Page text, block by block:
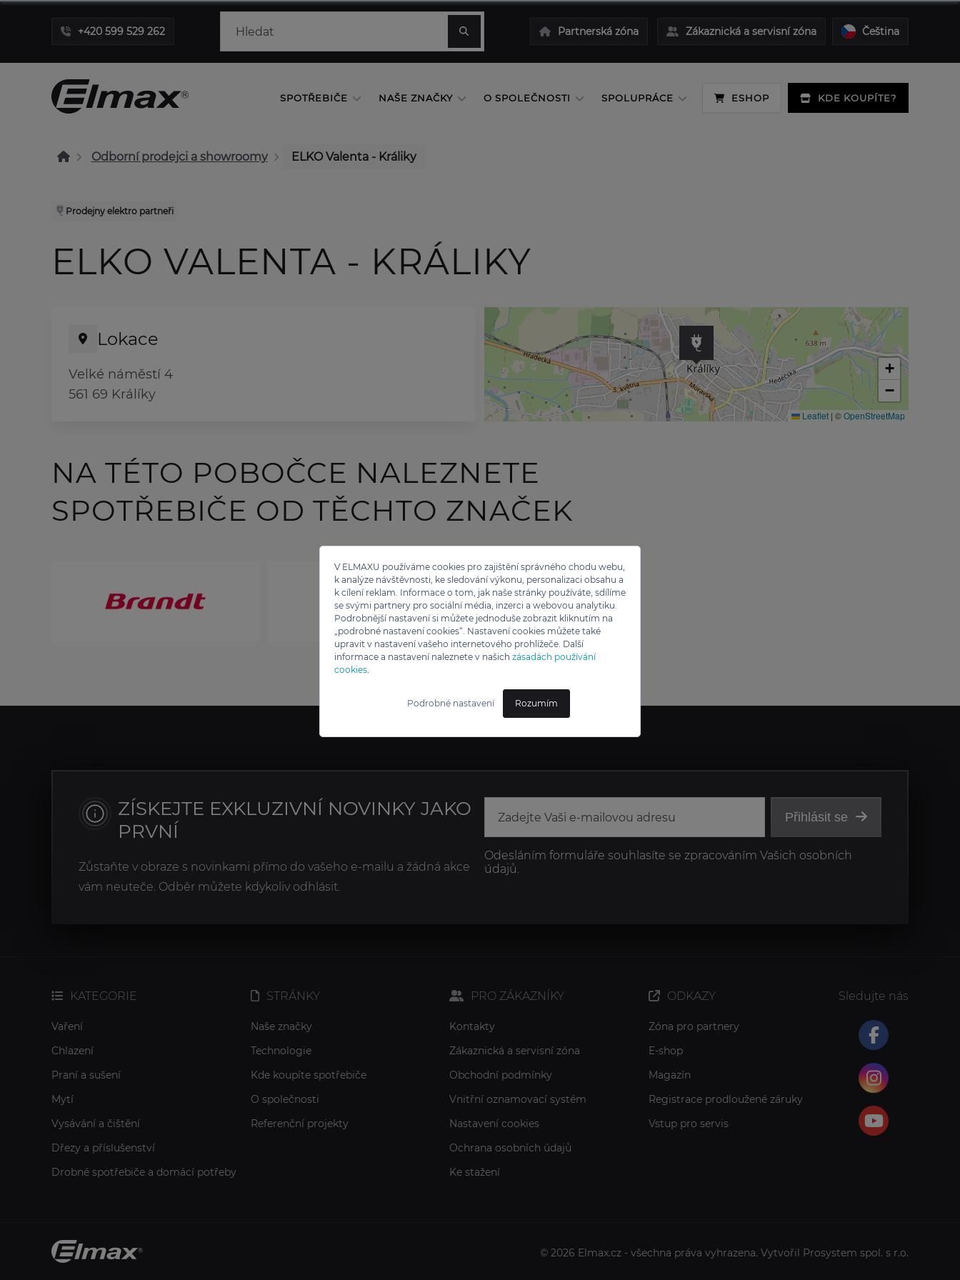
V ELMAXU používáme cookies pro zajištění správného chodu webu,
k analýze návštěvnosti, ke sledování výkonu, personalizaci obsahu a
k cílení reklam. Informace o tom, jak naše stránky používáte, sdílíme
se svými partnery pro sociální média, inzerci a webovou analytiku.
Podrobnější nastavení si můžete jednoduše zobrazit kliknutím na
„podrobné nastavení cookies“. Nastavení cookies můžete také
upravit v nastavení vašeho internetového prohlížeče. Další
informace a nastavení naleznete v našich zásadách používání
cookies.
Podrobné nastavení Rozumím
+420 599 529 262 Partnerská zóna Zákaznická a servisní zóna Čeština
SPOTŘEBIČE NAŠE ZNAČKY O SPOLEČNOSTI SPOLUPRÁCE ESHOP KDE KOUPÍTE?
Odborní prodejci a showroomy ELKO Valenta - Králiky
Prodejny elektro partneři
ELKO VALENTA - KRÁLIKY
Lokace
Velké náměstí 4
561 69 Králíky
+
−
Leaflet | ©OpenStreetMap
NA TÉTO POBOČCE NALEZNETE
SPOTŘEBIČE OD TĚCHTO ZNAČEK
ZÍSKEJTE EXKLUZIVNÍ NOVINKY JAKO
PRVNÍ
Zůstaňte v obraze s novinkami přímo do vašeho e-mailu a žádná akce
vám neuteče. Odběr můžete kdykoliv odhlásit.
Přihlásit se
Odesláním formuláře souhlasíte se zpracováním Vašich osobních
údajů.
KATEGORIE
Vaření
Chlazení
Praní a sušení
Mytí
Vysávání a čištění
Dřezy a příslušenství
Drobné spotřebiče a domácí potřeby
STRÁNKY
Naše značky
Technologie
Kde koupíte spotřebiče
O společnosti
Referenční projekty
PRO ZÁKAZNÍKY
Kontakty
Zákaznická a servisní zóna
Obchodní podmínky
Vnitřní oznamovací systém
Nastavení cookies
Ochrana osobních údajů
Ke stažení
ODKAZY
Zóna pro partnery
E-shop
Magazín
Registrace prodloužené záruky
Vstup pro servis
Sledujte nás
© 2026 Elmax.cz - všechna práva vyhrazena. Vytvořil Prosystem spol. s r.o.